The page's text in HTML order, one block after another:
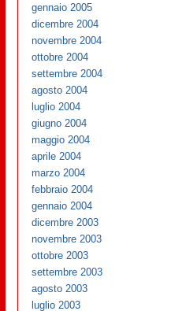
gennaio 2005
dicembre 2004
novembre 2004
ottobre 2004
settembre 2004
agosto 2004
luglio 2004
giugno 2004
maggio 2004
aprile 2004
marzo 2004
febbraio 2004
gennaio 2004
dicembre 2003
novembre 2003
ottobre 2003
settembre 2003
agosto 2003
luglio 2003